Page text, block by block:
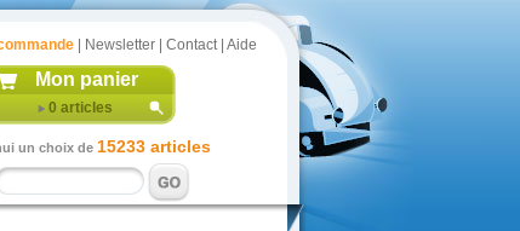
| Newsletter| Contact| Aide
Mon panier
0 articles
un choix de 15233 articles